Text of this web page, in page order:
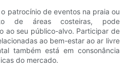
patrocínio de eventos na praia ou
de áreas costeiras, pode
ao seu público-alvo. Participar de
ao bem-estar ao ar livre
também está em consonância
do mercado.